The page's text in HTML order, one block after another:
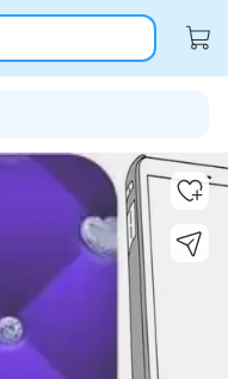
Key Highlights